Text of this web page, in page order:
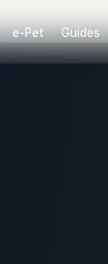
e-Pet Guides